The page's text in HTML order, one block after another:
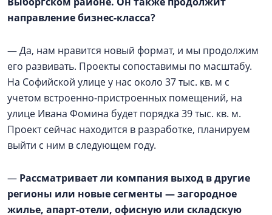
направление бизнес-класса?
— Да, нам нравится новый формат, и мы продолжим
его развивать. Проекты сопоставимы по масштабу.
На Софийской улице у нас около 37 тыс. кв. м с
учетом встроенно-пристроенных помещений, на
улице Ивана Фомина будет порядка 39 тыс. кв. м.
Проект сейчас находится в разработке, планируем
выйти с ним в следующем году.
— Рассматривает ли компания выход в другие
регионы или новые сегменты — загородное
жилье, апарт-отели, офисную или складскую